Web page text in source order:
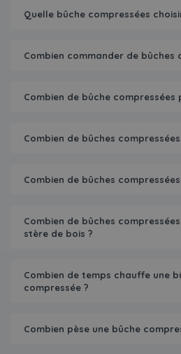
Quelle bûche compressées
Combien commander de bûches
Combien de bûche compressées
Combien de bûches
Combien de bûches
Combien de bûches
stère de bois ?
Combien de temps chauffe une
compressée ?
Combien pèse une bûche